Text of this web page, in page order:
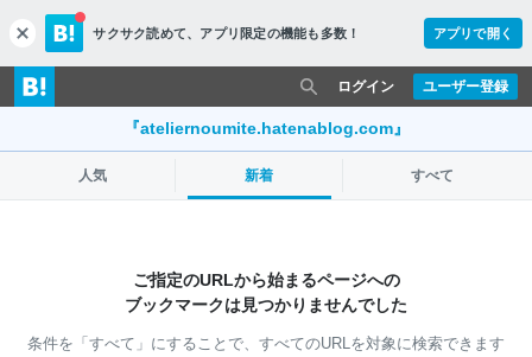
c
l
o
s
サクサク読めて、 アプリ限定の機能も多数！ アプリで開く
ユーザー登録
ログイン
『ateliernoumite.hatenablog.com』
人気 新着 すべて
ご指定のURLから始まるページへの
ブックマークは見つかりませんでした
条件を「すべて」にすることで、 すべてのURLを対象に検索できます